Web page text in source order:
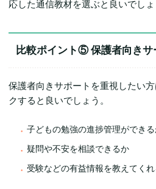
応した通信教材を選ぶと良いでしょ
比較ポイント⑤ 保護者向きサ
保護者向きサポートを重視したい
クすると良いでしょう。
子どもの勉強の進捗管理ができ
疑問や不安を相談できるか
受験などの有益情報を教えてく